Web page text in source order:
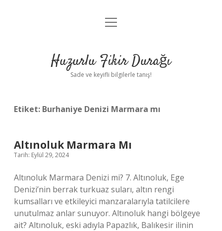
Anasayfa
Yasal Uyarı
menüyü
Huzurlu Fikir Durağı
Sade ve keyifli bilgilerle tanış!
Etiket: Burhaniye Denizi Marmara mı
Altınoluk Marmara Mı
Tarih: Eylül 29, 2024
Altınoluk Marmara Denizi mi? 7. Altınoluk, Ege
Denizi’nin berrak turkuaz suları, altın rengi
kumsalları ve etkileyici manzaralarıyla tatilcilere
unutulmaz anlar sunuyor. Altınoluk hangi bölgeye
ait? Altınoluk, eski adıyla Papazlık, Balıkesir ilinin